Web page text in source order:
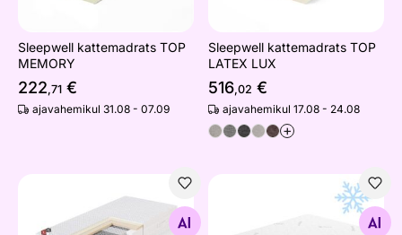
Sleepwell kattemadrats TOP
MEMORY
222,71 €
ajavahemikul 31.08 - 07.09
Sleepwell kattemadrats TOP
LATEX LUX
516,02 €
ajavahemikul 17.08 - 24.08
+
Sleepwell vedrumadrats BLACK MULTIPOCKET
Otsi sarnaseid
Sleepwell madratsikaitse
Otsi sarnaseid